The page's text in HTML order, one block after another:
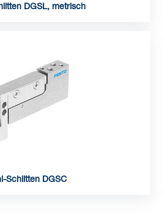
DGSL, metrisch
Schlitten DGSC